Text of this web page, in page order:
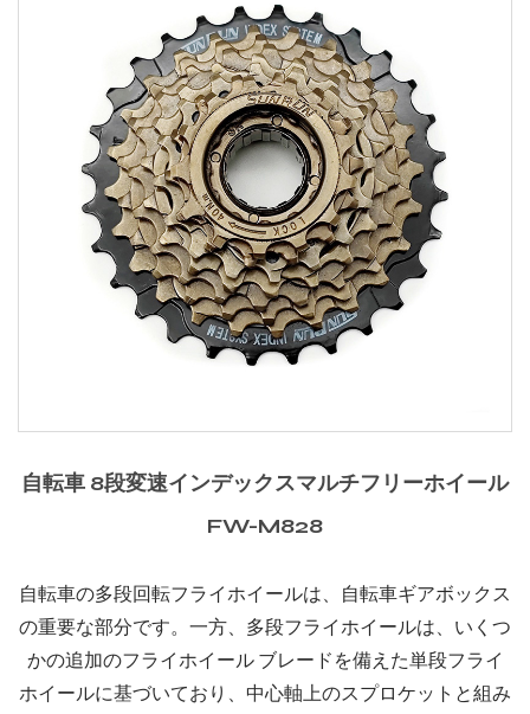
自転車 8段変速インデックスマルチフリーホイール
FW-M828
自転車の多段回転フライホイールは、自転車ギアボックス
の重要な部分です。一方、多段フライホイールは、いくつ
かの追加のフライホイール ブレードを備えた単段フライ
ホイールに基づいており、中心軸上のスプロケットと組み